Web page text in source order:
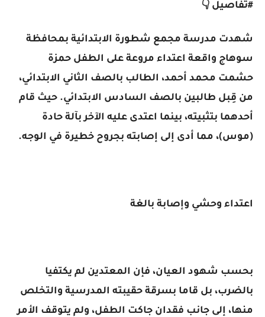
#تفاصيل 👇
شهدت مدرسة مجمع شطورة الابتدائية بمحافظة
سوهاج واقعة اعتداء مروعة على الطفل حمزة
حشمت محمد أحمد، الطالب بالصف الثاني الابتدائي،
من قِبل طالبين بالصف السادس الابتدائي. حيث قام
أحدهما بتثبيته، بينما اعتدى عليه الآخر بآلة حادة
(موس)، مما أدى إلى إصابته بجروح خطيرة في الوجه.
اعتداء وحشي وإصابة بالغة
بحسب شهود العيان، فإن المعتدين لم يكتفيا
بالضرب، بل قاما بسرقة حقيبته المدرسية والتخلص
منها، إلى جانب فقدان جاكت الطفل، ولم يتوقف الأمر